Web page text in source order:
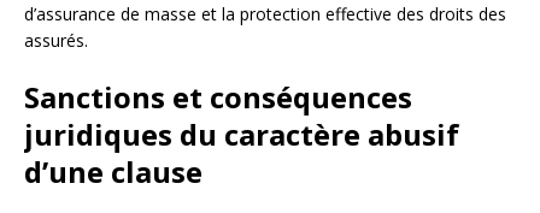
d’assurance de masse et la protection effective des droits des
assurés.
Sanctions et conséquences
juridiques du caractère abusif
d’une clause